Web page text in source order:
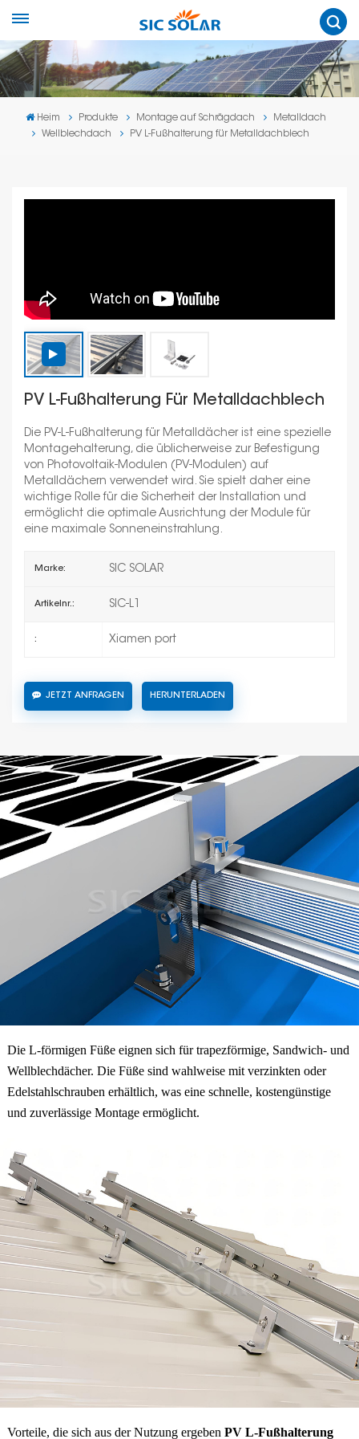
Heim Produkte Montage auf Schrägdach
Metalldach
Wellblechdach
PV L-Fußhalterung für Metalldachblech
PV L-Fußhalterung Für Metalldachblech
Die PV-L-Fußhalterung für Metalldächer ist eine spezielle
Montagehalterung, die üblicherweise zur Befestigung
von Photovoltaik-Modulen (PV-Modulen) auf
Metalldächern verwendet wird. Sie spielt daher eine
wichtige Rolle für die Sicherheit der Installation und
ermöglicht die optimale Ausrichtung der Module für
eine maximale Sonneneinstrahlung.
Marke: SIC SOLAR
Artikelnr.: SIC-L1
: Xiamen port
JETZT ANFRAGEN HERUNTERLADEN
Die L-förmigen Füße eignen sich für trapezförmige, Sandwich- und
Wellblechdächer. Die Füße sind wahlweise mit verzinkten oder
Edelstahlschrauben erhältlich, was eine schnelle, kostengünstige
und zuverlässige Montage ermöglicht.
Vorteile, die sich aus der Nutzung ergeben PV L-Fußhalterung